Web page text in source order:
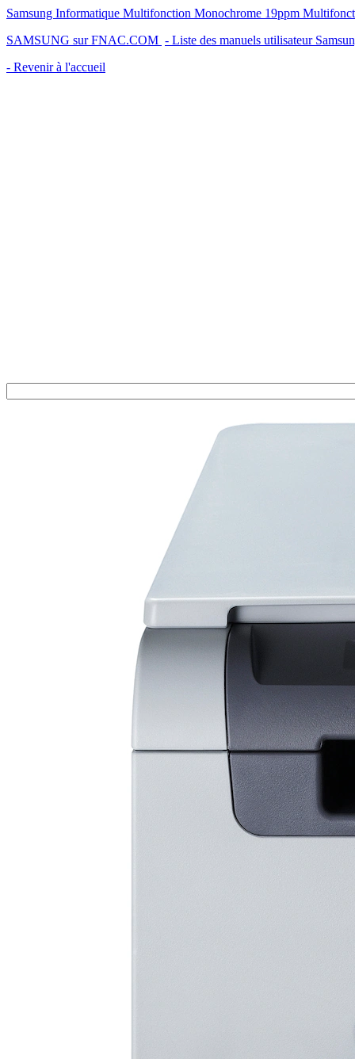
Samsung Informatique Multifonction Monochrome 19ppm
SAMSUNG sur FNAC.COM - Liste des manuels utilisateur
- Revenir à l'accueil